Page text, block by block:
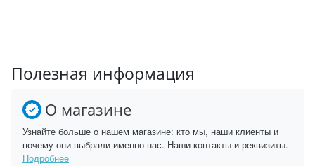
Полезная информация
О магазине
Узнайте больше о нашем магазине: кто мы, наши клиенты и
почему они выбрали именно нас. Наши контакты и реквизиты.
Подробнее